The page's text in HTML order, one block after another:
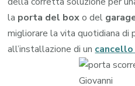
la porta del boxo del
migliorare la vita quotidiana di
all’installazione di un